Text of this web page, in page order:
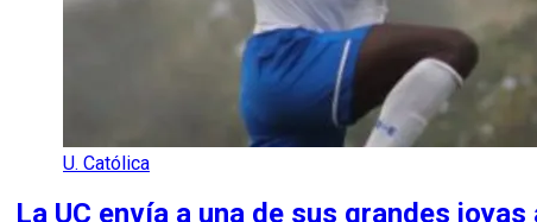
U. Católica
La UC envía a una de sus grandes